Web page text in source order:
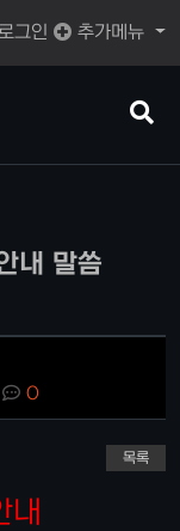
그인 추가메뉴
검
버
내 말씀
0
목록
내